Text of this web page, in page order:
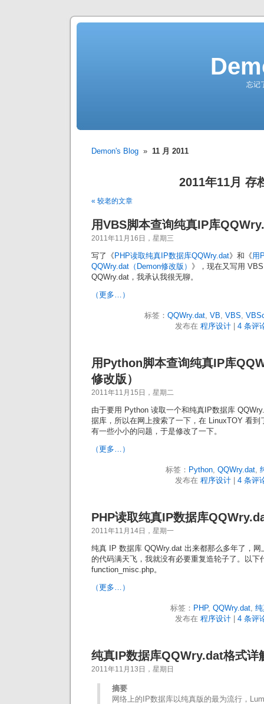
忘记
Demon's Blog » 11 月 2011
2011年11月 存
« 较老的文章
用VBS脚本查询纯真IP库
2011年11月16日，星期三
写了《 PHP读取纯真IP数据库QQWry.dat》和《用
QQWry.dat（Demon修改版） 》，现在又写用
QQWry.dat，我承认我很无聊。
（更多…）
标签： QQWry.dat, VB, VBS,
发布在 程序设计| 4 条评
用Python脚本查询纯真IP库
修改版）
2011年11月15日，星期二
由于要用 Python 读取一个和纯真IP数据库
据库，所以在网上搜索了一下，在 LinuxTOY 看
有一些小小的问题，于是修改了一下。
（更多…）
标签： Python, QQWry.dat,
发布在 程序设计| 4 条评
PHP读取纯真IP数据库
2011年11月14日，星期一
纯真 IP 数据库 QQWry.dat 出来都那么多年了，
的代码满天飞，我就没有必要重复造轮子了。以
function_misc.php。
（更多…）
标签： PHP, QQWry.dat,
发布在 程序设计| 4 条评
纯真IP数据库QQWry.dat格式详
2011年11月13日，星期日
摘要
网络上的IP数据库以纯真版的最为流行，